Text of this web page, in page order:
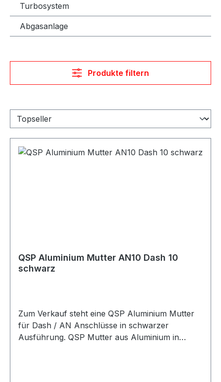
Turbosystem
Abgasanlage
Produkte filtern
QSP Aluminium Mutter AN10 Dash 10
schwarz
Zum Verkauf steht eine QSP Aluminium Mutter
für Dash / AN Anschlüsse in schwarzer
Ausführung. QSP Mutter aus Aluminium in